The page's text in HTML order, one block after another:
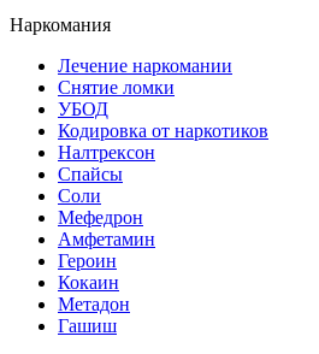
Наркомания
Лечение наркомании
Снятие ломки
УБОД
Кодировка от наркотиков
Налтрексон
Спайсы
Соли
Мефедрон
Амфетамин
Героин
Кокаин
Метадон
Гашиш